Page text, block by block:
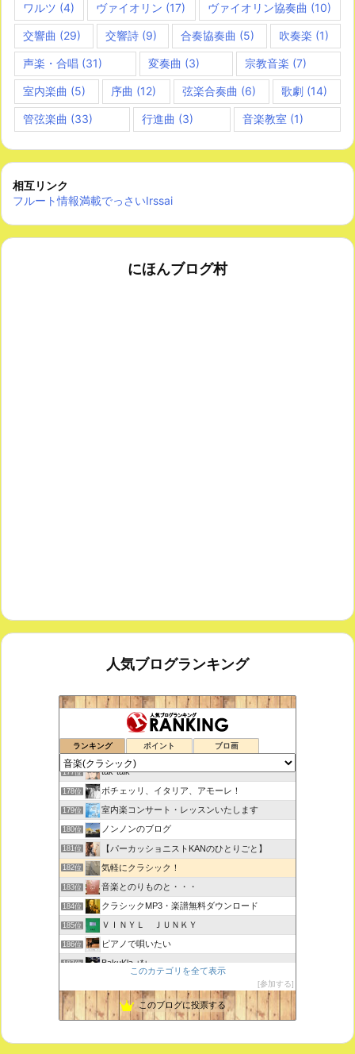
ワルツ (4) ヴァイオリン (17) ヴァイオリン協奏曲 (10)
交響曲 (29) 交響詩(9) 合奏協奏曲 (5) 吹奏楽 (1)
声楽・合唱 (31) 変奏曲 (3) 宗教音楽 (7)
室内楽曲 (5) 序曲 (12) 弦楽合奏曲 (6) 歌劇(14)
管弦楽曲 (33) 行進曲 (3) 音楽教室 (1)
相互リンク
フルート情報満載でっさいIrssai
にほんブログ村
人気ブログランキング
ランキング ポイント ブロ画
鑑賞空間・忘れられない作品
176位 思えば遠くへ来たもんだ
177位 tak-talk
178位 ボチェッリ、イタリア、アモーレ！
179位 室内楽コンサート・レッスンいたします
180位 ノンノンのブログ
181位 【パーカッショニストKANのひとりごと】
182位 気軽にクラシック！
183位 音楽とのりものと・・・
184位 クラシックMP3・楽譜無料ダウンロード
185位 ＶＩＮＹＬ ＪＵＮＫＹ
186位 ピアノで唄いたい
187位 BakuKla +*+
189位 ときどき書きます♪
このカテゴリを全て表示
参加する
このブログに投票する